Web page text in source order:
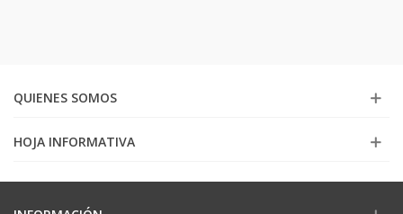
QUIENES SOMOS
HOJA INFORMATIVA